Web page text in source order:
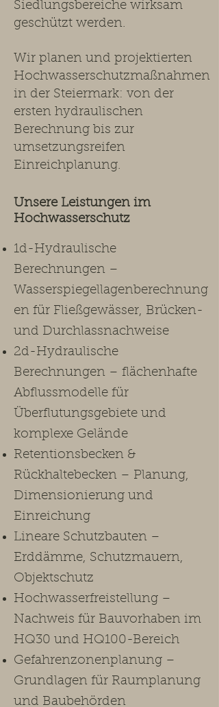
Siedlungsbereiche wirksam
geschützt werden.
Wir planen und projektierten
Hochwasserschutzmaßnahmen
in der Steiermark: von der
ersten hydraulischen
Berechnung bis zur
umsetzungsreifen
Einreichplanung.​
Unsere Leistungen im
Hochwasserschutz ​
1d-Hydraulische
Berechnungen –
Wasserspiegellagenberechnung
en für Fließgewässer, Brücken-
und Durchlassnachweise
2d-Hydraulische
Berechnungen – flächenhafte
Abflussmodelle für
Überflutungsgebiete und
komplexe Gelände
Retentionsbecken &
Rückhaltebecken – Planung,
Dimensionierung und
Einreichung
Lineare Schutzbauten –
Erddämme, Schutzmauern,
Objektschutz
Hochwasserfreistellung –
Nachweis für Bauvorhaben im
HQ30 und HQ100-Bereich
Gefahrenzonenplanung –
Grundlagen für Raumplanung
und Baubehörden